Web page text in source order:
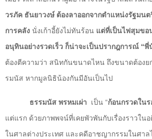
วรภัค ธันยาวงษ์ ต้องลาออกจากตำแหน่งรัฐมนต
การคลัง นั่งเก้าอี้ยังไม่ทันร้อน แต่ที่เป็นไฟสุมขอ
อนุทินอย่างรวดเร็ว ก็น่าจะเป็นปรากฎการณ์ “พี่
ต้องตีความว่า สนิทกันขนาดไหน ถึงขนาดต้อง
รมนัส หากมูลนิธิน้องกันมีอันเป็นไป
ธรรมนัส พรหมเผ่า เป็น “ก้อนกรวดในร
แต่แรก ด้วยภาพพจน์ที่เคยพัวพันกับเรื่องราวใน
ในศาลต่างประเทศ และคดีอาชญากรรมในศา